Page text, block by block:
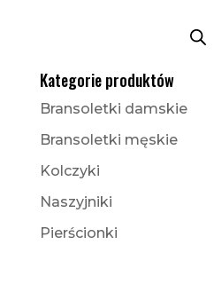
Kategorie produktów
Bransoletki damskie
Bransoletki męskie
Kolczyki
Naszyjniki
Pierścionki